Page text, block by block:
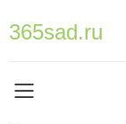
365sad.ru